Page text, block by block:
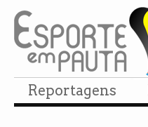
Reportagens